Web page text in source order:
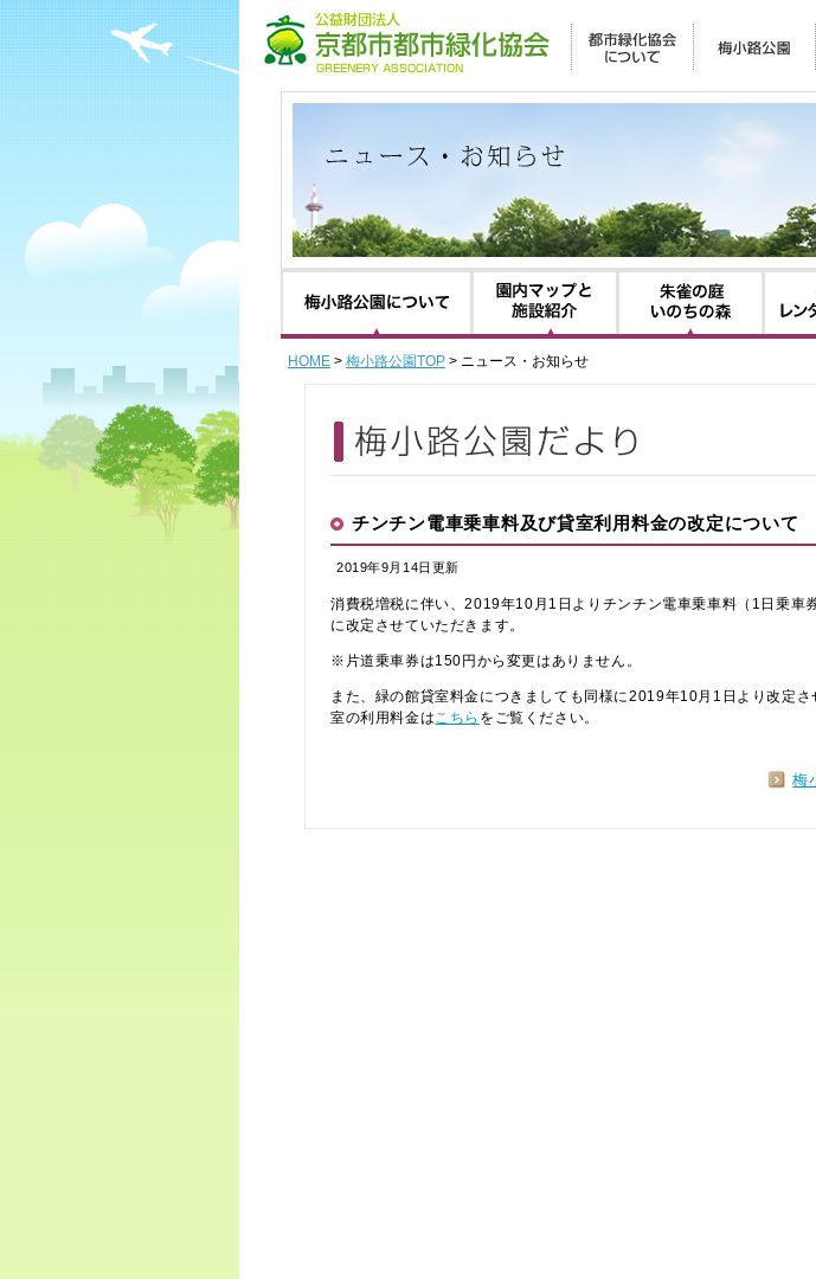
HOME > 梅小路公園TOP > ニュース・お知らせ
チンチン電車乗車料及び貸室利用料金の改定について
2019年9月14日更新
消費税増税に伴い、2019年10月1日よりチンチン電車乗車料（1日乗車
に改定させていただきます。
※片道乗車券は150円から変更はありません。
また、緑の館貸室料金につきましても同様に2019年10月1日より改定
室の利用料金はこちら をご覧ください。
梅
梅小路公園について 朱雀の